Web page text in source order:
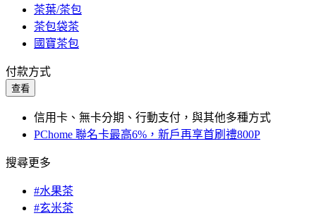
茶葉/茶包
茶包袋茶
國寶茶包
付款方式
查看
信用卡、無卡分期、行動支付，與其他多種方式
PChome 聯名卡最高6%，新戶再享首刷禮800P
搜尋更多
#水果茶
#玄米茶